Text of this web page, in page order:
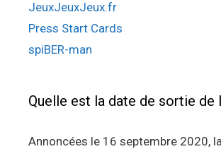
JeuxJeuxJeux.fr
Press Start Cards
spiBER-man
Quelle est la date de sortie de
Annoncées le 16 septembre 2020,